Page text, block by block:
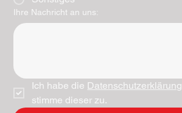
Ihre Nachricht an uns:
Ich habe die Datenschutzerklärung
stimme dieser zu.